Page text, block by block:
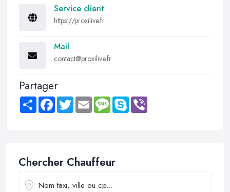
Service client
https://proxilive.fr
Mail
contact@proxilive.fr
Partager
Share FacebookTwitter Email MessageSkype
Chercher Chauffeur